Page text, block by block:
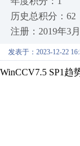
历史总积分：62
注册：2019年3
发表于：2023-12-22
WinCCV7.5 SP1趋